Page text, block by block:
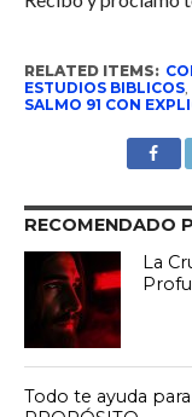
RELATED ITEMS:
ESTUDIOS BIBLICOS,
SALMO 91 CON
RECOMENDADO
La
Todo te ayuda